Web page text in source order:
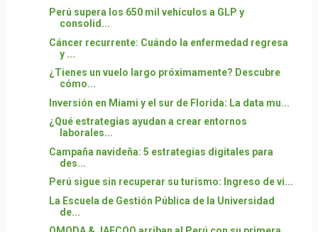
Perú supera los 650 mil vehículos a GLP y
consolid...
Cáncer recurrente: Cuándo la enfermedad regresa
y ...
¿Tienes un vuelo largo próximamente? Descubre
cómo...
Inversión en Miami y el sur de Florida: La data mu...
¿Qué estrategias ayudan a crear entornos
laborales...
Campaña navideña: 5 estrategias digitales para
des...
Perú sigue sin recuperar su turismo: Ingreso de vi...
La Escuela de Gestión Pública de la Universidad
de...